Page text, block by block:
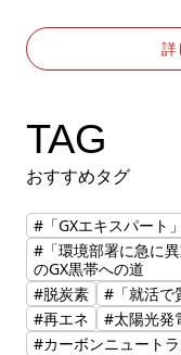
詳
TAG
おすすめタグ
#「GXエキスパート
#「環境部署に急に
のGX黒帯への道
#脱炭素
#「就活で
#再エネ
#太陽光発
#カーボンニュート